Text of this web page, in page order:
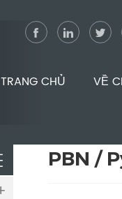
TRANG CHỦ VỀ
PBN /